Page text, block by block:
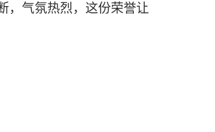
，气氛热烈，这份荣誉让